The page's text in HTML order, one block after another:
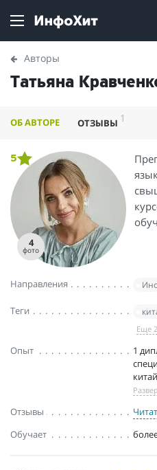
Авторы
Татьяна
ОБ АВТОРЕ ОТЗЫВЫ 1
4
фото
5
Направления
Теги
Еще 2
Опыт
1
Отзывы
Обучает